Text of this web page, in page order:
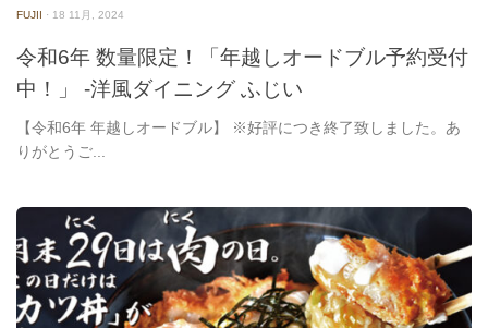
FUJII · 18 11月, 2024
令和6年 数量限定！「年越しオードブル予約受付
中！」 -洋風ダイニング ふじい
【令和6年 年越しオードブル】 ※好評につき終了致しました。あ
りがとうご...